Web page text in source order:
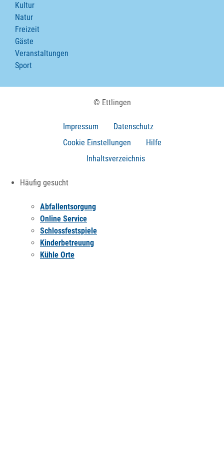
Kultur
Natur
Freizeit
Gäste
Veranstaltungen
Sport
© Ettlingen
Impressum
Datenschutz
Cookie Einstellungen
Hilfe
Inhaltsverzeichnis
Häufig gesucht
Abfallentsorgung
Online Service
Schlossfestspiele
Kinderbetreuung
Kühle Orte